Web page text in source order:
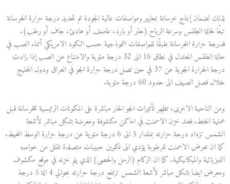
لذلك لضمان إنتاج خرسانة بمعايير ومواصفات عالية الجودة تم تحديد درجة حرارة الخرسانة
تبعًا لحالة الطقس وسرعة الرياح (حار أو بارد، عاصف أو هادئ، جاف أو رطب)،
فدرجة حرارة الخرسانة طبقًا للمواصفات النموذجية حسب الكود الامريكي أثناء الصب في
حالة الطقس المعتدل في نطاق 16 الى 32 درجة مئوية والامتناع عن الصب إذا زادت
درجة الحرارة الجوية عن 37 في حين تصل درجة حرارة الجو في العراق ودول الخليج
خلال فصل الصيف الى حدود 60 درجة مئوية.
ومن الناحية الاخرى، تظهر تأثيرات الجو الحار مباشرة على المكونات الرئيسية للخرسانة قبل
عملية الخلط. فعند خزن الاسمنت في اماكن مكشوفة ومعرضة بشكل مباشر لأشعة
الشمس تزداد درجة حرارته بمقدار 5 الى 6 درجة مئوية عن درجة حرارة الوسط المحيط.
كما ان تعرض الاسمنت للرطوبة يؤدي الى تكوين حبيبات متصلدة تقلل من خواصه
الفيزيائية والميكانيكية. كما ان الركام (الرمل والحصى) الذي يتم خزنه في موقع مكشوف
ومعرض ايضا بشكل مباشر لأشعة الشمس ترتفع درجة حرارته بحوالي 4 الة 5 درجة